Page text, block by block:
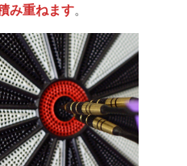
み重ねます。